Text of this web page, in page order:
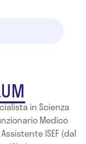
in Scienza
Medico
ISEF (dal